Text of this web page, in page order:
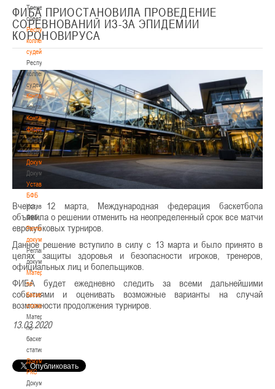
Тренерский
совет
Республиканская
коллегия
судей
Республиканская
коллегия
судей
Контакты
Контакты
Контакты
федерации
Контакты
федерации
Документы
Документы
Устав
БФБ
Устав
БФБ
Регламентирующие
документы
Регламентирующие
документы
Материалы
по
баскетбольной
статистике
Материалы
по
баскетбольной
статистике
Документы
РКС
Документы
ФИБА ПРИОСТАНОВИЛА ПРОВЕДЕНИЕ
СОРЕВНОВАНИЙ ИЗ-ЗА ЭПИДЕМИИ
КОРОНОВИРУСА
Вчера, 12 марта, Международная федерация баскетбола
объявила о решении отменить на неопределенный срок все матчи
еврокубковых турниров.
Данное решение вступило в силу с 13 марта и было принято в
целях защиты здоровья и безопасности игроков, тренеров,
официальных лиц и болельщиков.
ФИБА будет ежедневно следить за всеми дальнейшими
событиями и оценивать возможные варианты на случай
возможности продолжения турниров.
13.03.2020